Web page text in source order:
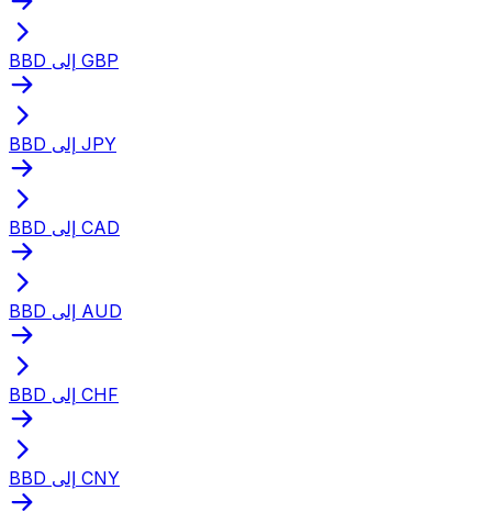
BBD إلى GBP
BBD إلى JPY
BBD إلى CAD
BBD إلى AUD
BBD إلى CHF
BBD إلى CNY